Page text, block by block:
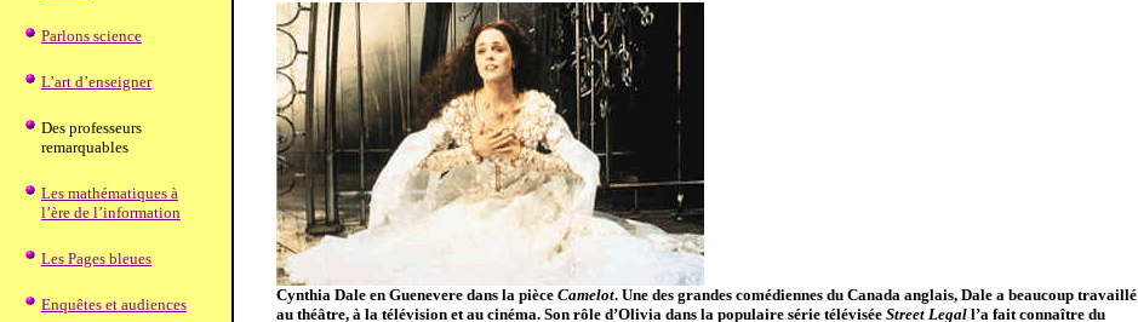
Parlons science
L’art d’enseigner
Des professeurs
remarquables
Les mathématiques à
l’ère de l’information
Les Pages bleues
Enquêtes et audiences
Cynthia Dale en Guenevere dans la pièce Camelot. Une des grandes comédiennes du Canada anglais, Dale a beaucoup travaillé
au théâtre, à la télévision et au cinéma. Son rôle d’Olivia dans la populaire série télévisée Street Legal l’a fait connaître du